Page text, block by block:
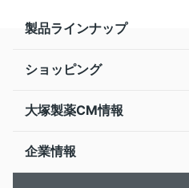
製品ラインナップ
ショッピング
大塚製薬CM情報
企業情報